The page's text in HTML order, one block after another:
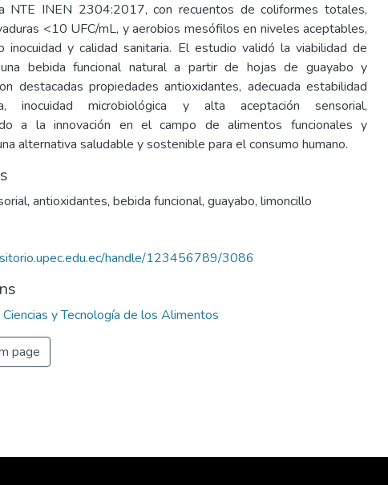
NTE INEN 2304:2017, con recuentos de coliformes totales,
<10 UFC/mL, y aerobios mesófilos en niveles aceptables,
inocuidad y calidad sanitaria. El estudio validó la viabilidad de
bebida funcional natural a partir de hojas de guayabo y
destacadas propiedades antioxidantes, adecuada estabilidad
inocuidad microbiológica y alta aceptación sensorial,
a la innovación en el campo de alimentos funcionales y
alternativa saludable y sostenible para el consumo humano.
antioxidantes, bebida funcional, guayabo, limoncillo
handle/123456789/3086
y Tecnología de los Alimentos
page